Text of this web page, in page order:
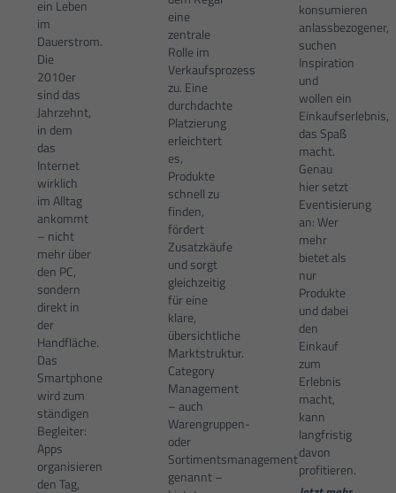
ein Leben
im
Dauerstrom.
Die
2010er
sind das
Jahrzehnt,
in dem
das
Internet
wirklich
im Alltag
ankommt
– nicht
mehr über
den PC,
sondern
direkt in
der
Handfläche.
Das
Smartphone
wird zum
ständigen
Begleiter:
Apps
organisieren
den Tag,
eine
zentrale
Rolle im
Verkaufsprozess
zu. Eine
durchdachte
Platzierung
erleichtert
es,
Produkte
schnell zu
finden,
fördert
Zusatzkäufe
und sorgt
gleichzeitig
für eine
klare,
übersichtliche
Marktstruktur.
Category
Management
– auch
Warengruppen-
oder
Sortimentsmanagement
genannt –
konsumieren
anlassbezogener,
suchen
Inspiration
und
wollen ein
Einkaufserlebnis,
das Spaß
macht.
Genau
hier setzt
Eventisierung
an: Wer
mehr
bietet als
nur
Produkte
und dabei
den
Einkauf
zum
Erlebnis
macht,
kann
langfristig
davon
profitieren.